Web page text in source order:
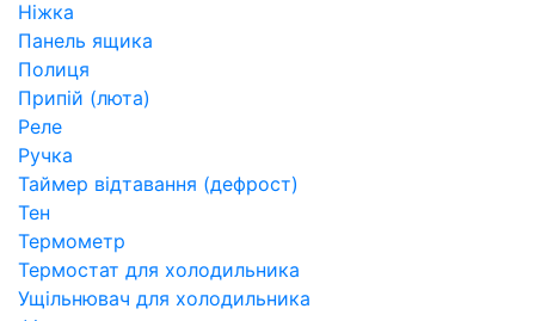
Ніжка
Панель ящика
Полиця
Припій (люта)
Реле
Ручка
Таймер відтавання (дефрост)
Тен
Термометр
Термостат для холодильника
Ущільнювач для холодильника